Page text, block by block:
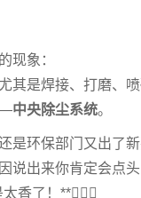
现象：
其是焊接、打磨、
中央除尘系统。
是环保部门又出了新
说出来你肯定会点头
香了！**😮‍💨✨